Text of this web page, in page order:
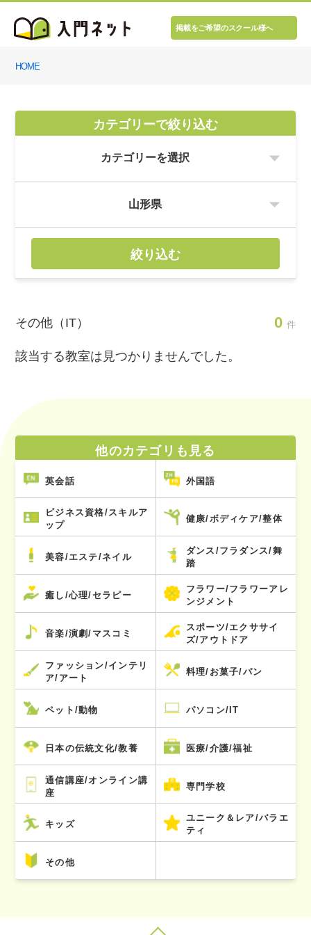
掲載をご希望のスクール様へ
HOME
カテゴリーで絞り込む
絞り込む
その他（IT） 0 件
該当する教室は見つかりませんでした。
他のカテゴリも見る
英会話 外国語
ビジネス資格/スキルア
ップ
健康/ボディケア/整体
美容/エステ/ネイル
ダンス/フラダンス/舞
踏
癒し/心理/セラピー
フラワー/フラワーアレ
ンジメント
音楽/演劇/マスコミ
スポーツ/エクササイ
ズ/アウトドア
ファッション/インテリ
ア/アート
料理/お菓子/パン
ペット/動物 パソコン/IT
日本の伝統文化/教養 医療/介護/福祉
通信講座/オンライン講
座
専門学校
キッズ
ユニーク＆レア/バラエ
ティ
その他